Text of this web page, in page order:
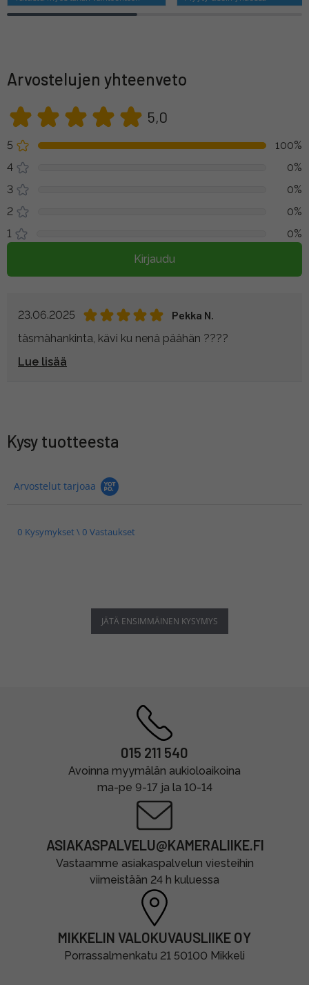
Arvostelujen yhteenveto
5,0
5
100%
4
0%
3
0%
2
0%
1
0%
Kirjaudu
23.06.2025
Pekka N.
täsmähankinta, kävi ku nenä päähän ????
Lue lisää
Kysy tuotteesta
Arvostelut tarjoaa
0 Kysymykset \ 0 Vastaukset
JÄTÄ ENSIMMÄINEN KYSYMYS
015 211 540
Avoinna myymälän aukioloaikoina
ma-pe 9-17 ja la 10-14
ASIAKASPALVELU@KAMERALIIKE.FI
Vastaamme asiakaspalvelun viesteihin
viimeistään 24 h kuluessa
MIKKELIN VALOKUVAUSLIIKE OY
Porrassalmenkatu 21 50100 Mikkeli